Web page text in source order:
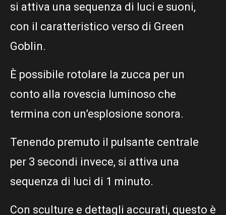
si attiva una sequenza di luci e suoni,
con il caratteristico verso di Green
Goblin.
È possibile rotolare la zucca per un
conto alla rovescia luminoso che
termina con un’esplosione sonora.
Tenendo premuto il pulsante centrale
per 3 secondi invece, si attiva una
sequenza di luci di 1 minuto.
Con sculture e dettagli accurati, questo è